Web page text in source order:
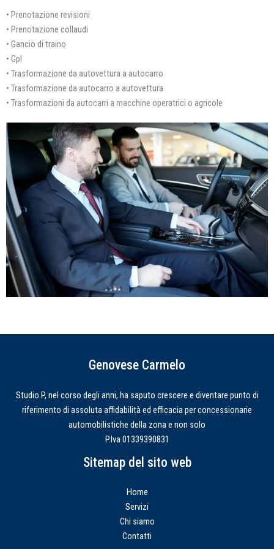
• Prenotazione revisioni
• Prenotazione collaudi
• Gancio di traino
• Gpl
• Trasformazione da autovettura a autocarro
• Trasformazione da autocarro a autovettura
• Trasformazioni da autocarri a macchine operatrici o agricole
Genovese Carmelo
Studio P, nel corso degli anni, ha saputo crescere e diventare punto di
riferimento di assoluta affidabilità ed efficacia per concessionarie
automobilistiche della zona e non solo
P.Iva 01339390831
Sitemap del sito web
Home
Servizi
Chi siamo
Contatti